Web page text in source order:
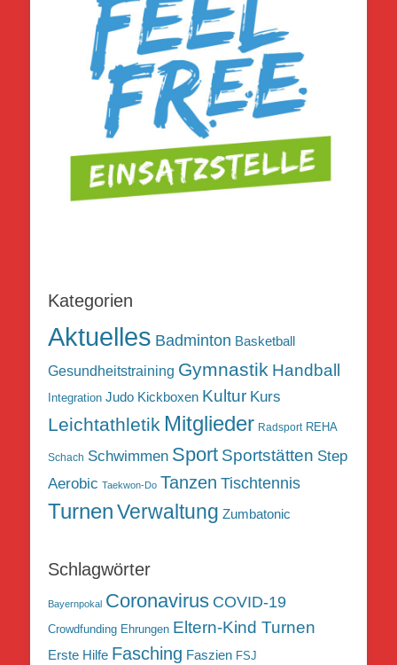
Kategorien
Aktuelles Badminton Basketball
Gesundheitstraining Gymnastik Handball
Integration Judo Kickboxen Kultur Kurs
Leichtathletik Mitglieder Radsport REHA
Schach Schwimmen Sport Sportstätten Step
Aerobic Taekwon-Do Tanzen Tischtennis
TurnenVerwaltung Zumbatonic
Schlagwörter
Bayernpokal Coronavirus COVID-19
Crowdfunding Ehrungen Eltern-Kind Turnen
Erste Hilfe Fasching Faszien FSJ